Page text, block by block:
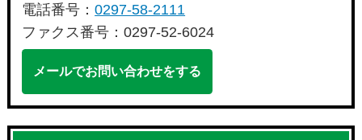
電話番号：0297-58-2111
ファクス番号：0297-52-6024
メールでお問い合わせをする